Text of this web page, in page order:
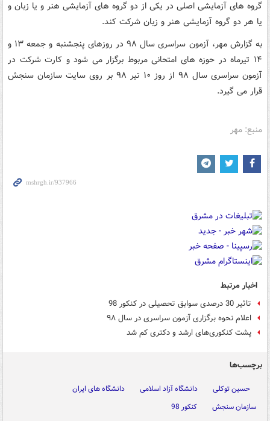
گروه های آزمایشی اصلی در یکی از دو گروه های آزمایشی هنر و یا زبان و
یا هر دو گروه آزمایشی هنر و زبان شرکت کند.
به گزارش مهر، آزمون سراسری سال ۹۸ در روزهای پنجشنبه و جمعه ۱۳ و
۱۴ تیرماه در حوزه های امتحانی مربوط برگزار می شود و کارت شرکت در
آزمون سراسری سال ۹۸ از روز ۱۰ تیر ۹۸ بر روی سایت سازمان سنجش
قرار می گیرد.
منبع: مهر
اخبار مرتبط
تاثیر 30 درصدی سوابق تحصیلی در کنکور 98
اعلام نحوه برگزاری آزمون سراسری در سال ۹۸
پشت کنکوری‌های ارشد و دکتری کم شد
برچسب‌ها
حسین توکلی دانشگاه آزاد اسلامی
دانشگاه های ایران
سازمان سنجش
کنکور 98